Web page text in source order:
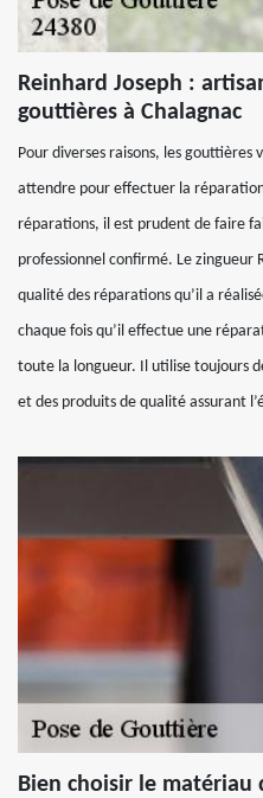
Reinhard Joseph :
gouttières à Chalagnac
Pour diverses raisons, les
attendre pour effectuer la
réparations, il est prudent de faire
professionnel confirmé. Le zingueur
qualité des réparations qu’il a
chaque fois qu’il effectue une
toute la longueur. Il utilise toujours
et des produits de qualité assurant
Bien choisir le matériau